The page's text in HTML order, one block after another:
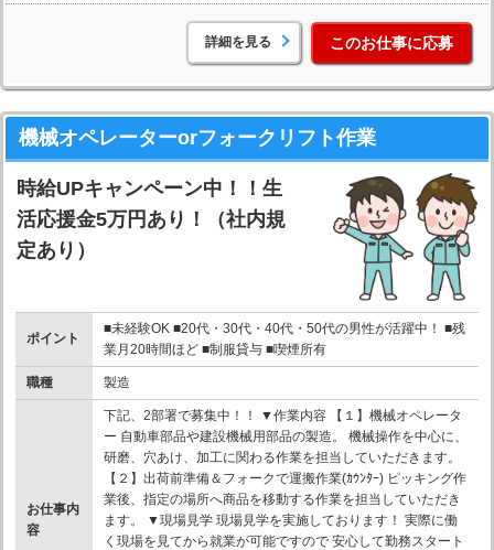
詳細を見る このお仕事に応募
機械オペレーターorフォークリフト作業
時給UPキャンペーン中！！生
活応援金5万円あり！（社内規
定あり）
ポイント
■未経験OK ■20代・30代・40代・50代の男性が活躍中！ ■残
業月20時間ほど ■制服貸与 ■喫煙所有
職種 製造
お仕事内
容
下記、2部署で募集中！！ ▼作業内容 【１】機械オペレータ
ー 自動車部品や建設機械用部品の製造。 機械操作を中心に、
研磨、穴あけ、加工に関わる作業を担当していただきます。
【２】出荷前準備＆フォークで運搬作業(ｶｳﾝﾀｰ) ピッキング作
業後、指定の場所へ商品を移動する作業を担当していただき
ます。 ▼現場見学 現場見学を実施しております！ 実際に働
く現場を見てから就業が可能ですので 安心して勤務スタート